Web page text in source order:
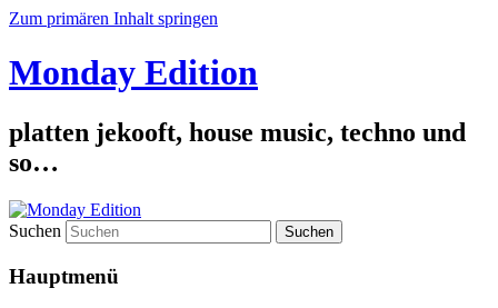
Zum primären Inhalt springen
Monday Edition
platten jekooft, house music, techno und
so…
Suchen
Hauptmenü